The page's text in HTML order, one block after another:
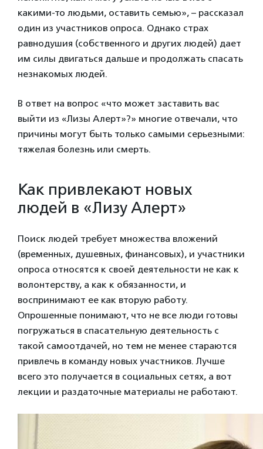
какими-то людьми, оставить семью», – рассказал
один из участников опроса. Однако страх
равнодушия (собственного и других людей) дает
им силы двигаться дальше и продолжать спасать
незнакомых людей.
В ответ на вопрос «что может заставить вас
выйти из «Лизы Алерт»?» многие отвечали, что
причины могут быть только самыми серьезными:
тяжелая болезнь или смерть.
Как привлекают новых
людей в «Лизу Алерт»
Поиск людей требует множества вложений
(временных, душевных, финансовых), и участники
опроса относятся к своей деятельности не как к
волонтерству, а как к обязанности, и
воспринимают ее как вторую работу.
Опрошенные понимают, что не все люди готовы
погружаться в спасательную деятельность с
такой самоотдачей, но тем не менее стараются
привлечь в команду новых участников. Лучше
всего это получается в социальных сетях, а вот
лекции и раздаточные материалы не работают.